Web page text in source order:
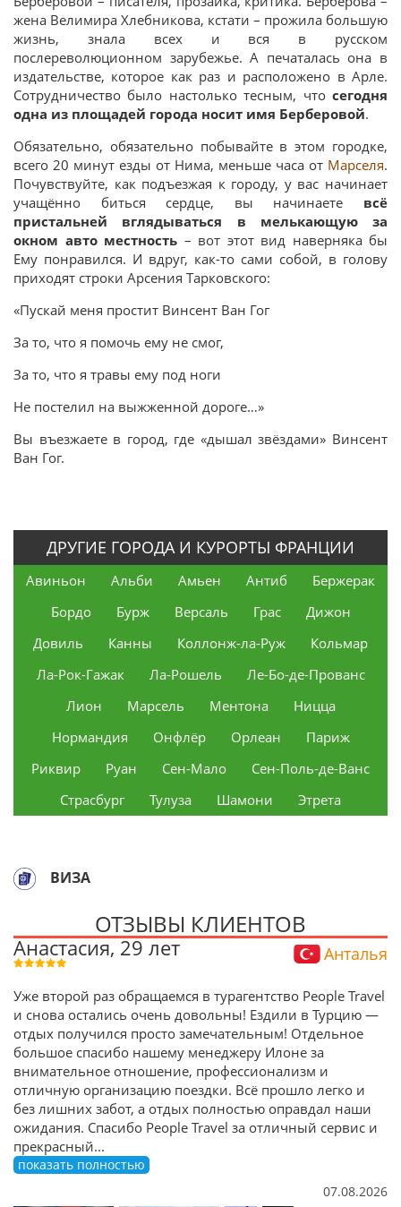
жена Велимира Хлебникова, кстати – прожила большую
жизнь, знала всех и вся в русском
послереволюционном зарубежье. А печаталась она в
издательстве, которое как раз и расположено в Арле.
Сотрудничество было настолько тесным, что сегодня
одна из площадей города носит имя Берберовой.
Обязательно, обязательно побывайте в этом городке,
всего 20 минут езды от Нима, меньше часа от Марселя.
Почувствуйте, как подъезжая к городу, у вас начинает
учащённо биться сердце, вы начинаете всё
пристальней вглядываться в мелькающую за
окном авто местность – вот этот вид наверняка бы
Ему понравился. И вдруг, как-то сами собой, в голову
приходят строки Арсения Тарковского:
«Пускай меня простит Винсент Ван Гог
За то, что я помочь ему не смог,
За то, что я травы ему под ноги
Не постелил на выжженной дороге…»
Вы въезжаете в город, где «дышал звёздами» Винсент
Ван Гог.
ДРУГИЕ ГОРОДА И КУРОРТЫ ФРАНЦИИ
Авиньон Альби Амьен Антиб
Бержерак
Бордо
Бурж Версаль Грас
Дижон
Довиль
Канны Коллонж-ла-Руж
Кольмар
Ла-Рок-Гажак
Ла-Рошель
Ле-Бо-де-Прованс
Лион
Марсель Ментона
Ницца
Нормандия
Онфлёр Орлеан
Париж
Риквир
Руан Сен-Мало
Сен-Поль-де-Ванс
Страсбург
Тулуза Шамони Этрета
ВИЗА
ОТЗЫВЫ КЛИЕНТОВ
Анастасия, 29 лет Анталья
Уже второй раз обращаемся в турагентство People Travel
и снова остались очень довольны! Ездили в Турцию —
отдых получился просто замечательным! Отдельное
большое спасибо нашему менеджеру Илоне за
внимательное отношение, профессионализм и
отличную организацию поездки. Всё прошло легко и
без лишних забот, а отдых полностью оправдал наши
ожидания. Спасибо People Travel за отличный сервис и
прекрасный...
показать полностью
07.08.2026